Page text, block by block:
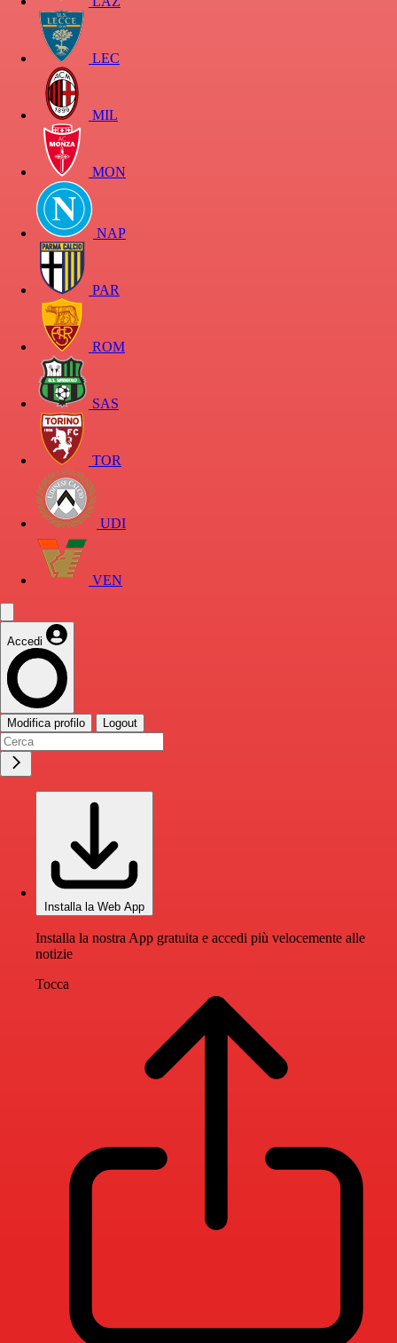
LEC
MIL
MON
NAP
PAR
ROM
SAS
TOR
UDI
VEN
Accedi
Modifica profilo Logout
Installa la Web App
Installa la nostra App gratuita e accedi più velocemente alle
notizie
Tocca